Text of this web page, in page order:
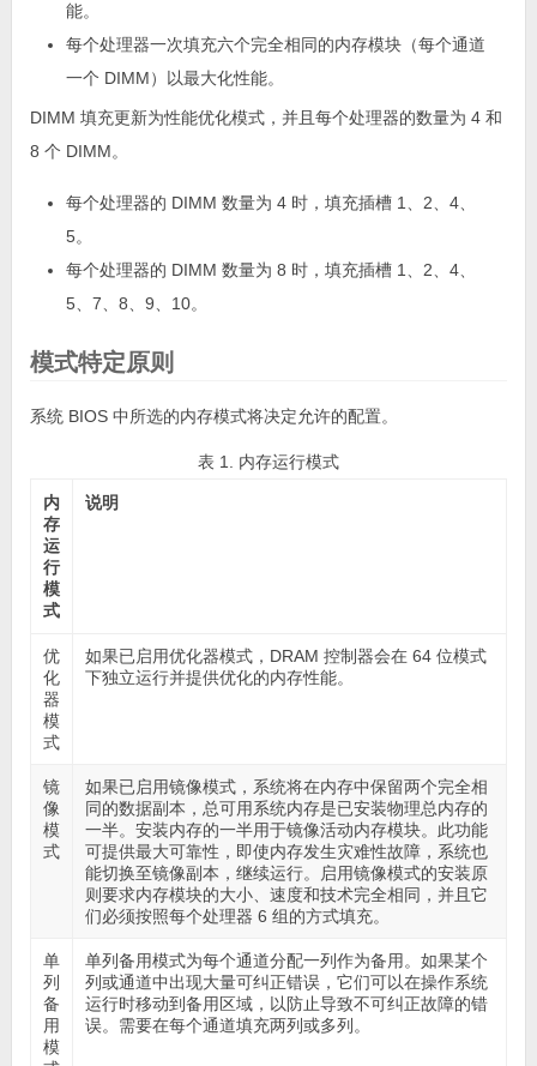
能。
每个处理器一次填充六个完全相同的内存模块（每个通道
一个 DIMM）以最大化性能。
DIMM 填充更新为性能优化模式，并且每个处理器的数量为 4 和
8 个 DIMM。
每个处理器的 DIMM 数量为 4 时，填充插槽 1、2、4、
5。
每个处理器的 DIMM 数量为 8 时，填充插槽 1、2、4、
5、7、8、9、10。
模式特定原则
系统 BIOS 中所选的内存模式将决定允许的配置。
表 1. 内存运行模式
内
存
运
行
模
式
说明
优
化
器
模
式
如果已启用优化器模式，DRAM 控制器会在 64 位模式
下独立运行并提供优化的内存性能。
镜
像
模
式
如果已启用镜像模式，系统将在内存中保留两个完全相
同的数据副本，总可用系统内存是已安装物理总内存的
一半。安装内存的一半用于镜像活动内存模块。此功能
可提供最大可靠性，即使内存发生灾难性故障，系统也
能切换至镜像副本，继续运行。启用镜像模式的安装原
则要求内存模块的大小、速度和技术完全相同，并且它
们必须按照每个处理器 6 组的方式填充。
单
列
备
用
模
单列备用模式为每个通道分配一列作为备用。如果某个
列或通道中出现大量可纠正错误，它们可以在操作系统
运行时移动到备用区域，以防止导致不可纠正故障的错
误。需要在每个通道填充两列或多列。